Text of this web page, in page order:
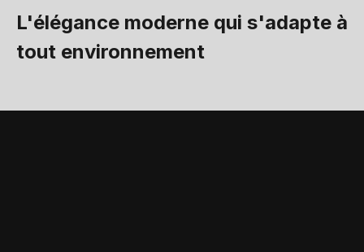
L'élégance moderne qui s'adapte à
tout environnement